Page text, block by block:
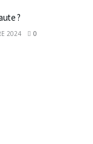
?
2024 0